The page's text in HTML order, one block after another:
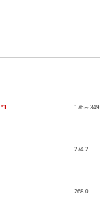
*1 176～349
274.2
268.0